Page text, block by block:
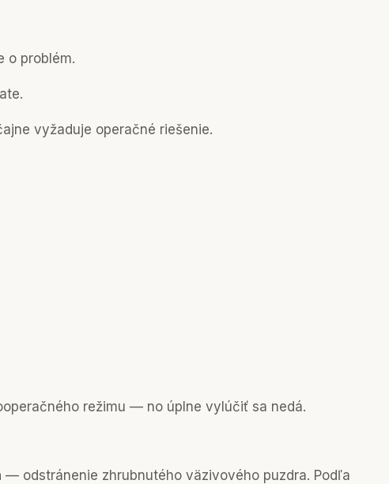
o problém.
vyžaduje operačné riešenie.
režimu — no úplne vylúčiť sa nedá.
— odstránenie zhrubnutého väzivového puzdra. Podľa